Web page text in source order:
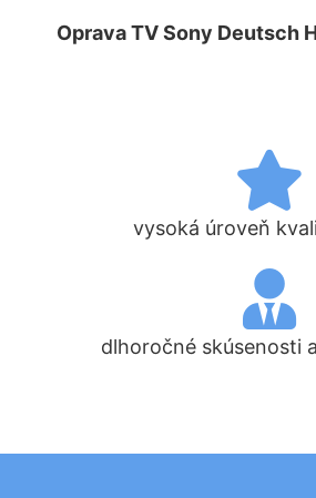
Oprava TV Sony Deutsch
vysoká úroveň
dlhoročné skúsenosti